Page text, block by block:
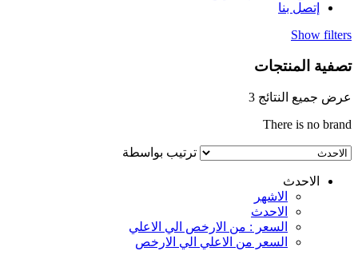
إتصل بنا
Show filters
تصفية المنتجات
عرض جميع النتائج 3
There is no brand
ترتيب بواسطة
الاحدث
الاشهر
الاحدث
السعر : من الارخص الي الاعلي
السعر من الاعلي الي الارخص